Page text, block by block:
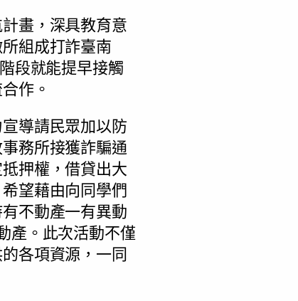
畫，深具教育意
組成打詐臺南
段就能提早接觸
作。
導請民眾加以防
務所接獲詐騙通
押權，借貸出大
望藉由向同學們
不動產一有異動
產。此次活動不僅
各項資源，一同